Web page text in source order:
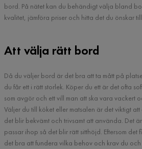
bord. På nätet kan du behändigt välja bland
kvalitet, jämföra priser och hitta det du önskar
Att välja rätt bord
Då du väljer bord är det bra att ta mått på
du får ett i rätt storlek. Köper du ett är det ofta
som avgör och ett vill man att ska vara vackert
Väljer du till köket eller matsalen är det viktigt
det blir bekvämt och trivsamt att använda. Det
passar ihop så det blir rätt sitthöjd. Eftersom
det bra att fundera vilka behov och krav du